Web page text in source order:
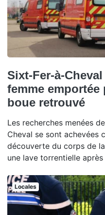
Sixt-Fer-à-
femme emportée
boue retrouvé
Les recherches menées
Cheval se sont achevées
découverte du corps de
une lave torrentielle
Locales